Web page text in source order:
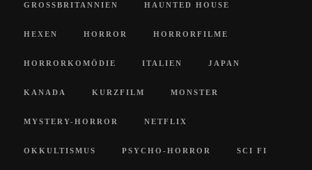
GROSSBRITANNIEN HAUNTED HOUSE
HEXEN HORROR HORRORFILME
HORRORKOMÖDIE ITALIEN JAPAN
KANADA KURZFILM MONSTER
MYSTERY-HORROR NETFLIX
OKKULTISMUS PSYCHO-HORROR SCI FI